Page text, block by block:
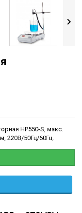

HP550-S, макс.
220В/50Гц/60Гц.